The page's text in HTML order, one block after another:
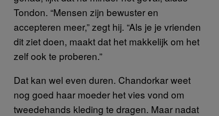
Tondon. “Mensen zijn bewuster en
accepteren meer,” zegt hij. “Als je je vrienden
dit ziet doen, maakt dat het makkelijk om het
zelf ook te proberen.”
Dat kan wel even duren. Chandorkar weet
nog goed haar moeder het vies vond om
tweedehands kleding te dragen. Maar nadat